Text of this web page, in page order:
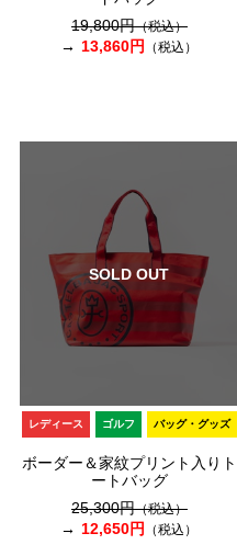
19,800円（税込）
13,860円 （税込）
SOLD OUT
レディース ゴルフ バッグ・グッズ
ボーダー＆家紋プリント入りト
ートバッグ
25,300円（税込）
12,650円 （税込）